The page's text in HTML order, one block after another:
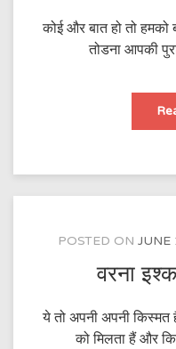
कोई और बात हो तो
तोडना आपकी
POSTED ON JUNE
वरना
ये तो अपनी अपनी किस्मत
को मिलता हैं और